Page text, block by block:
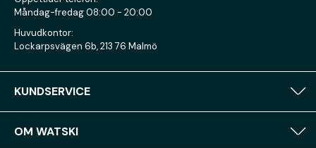
Måndag-fredag 08:00 - 20:00
Huvudkontor:
Lockarpsvägen 6b, 213 76 Malmö
KUNDSERVICE
OM WATSKI